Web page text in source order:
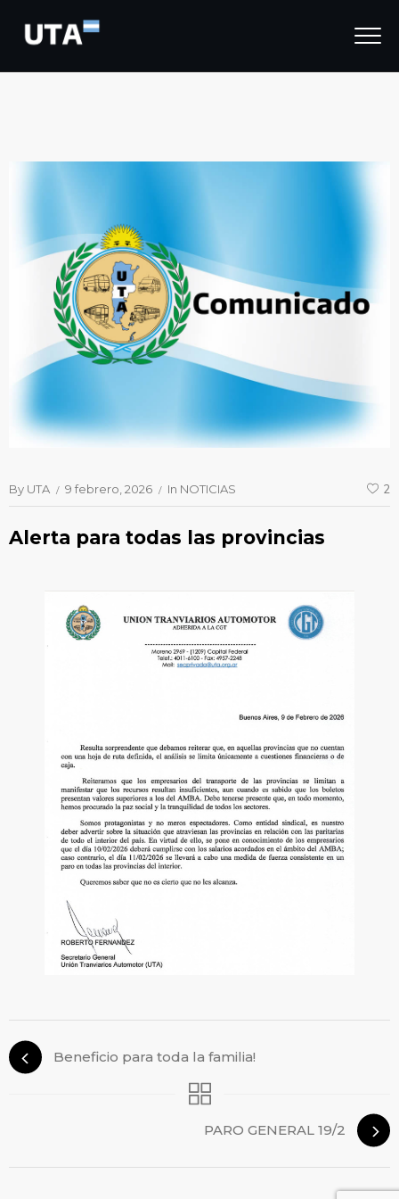
By UTA 9 febrero, 2026 In NOTICIAS 2
Alerta para todas las provincias
Beneficio para toda la familia!
PARO GENERAL 19/2